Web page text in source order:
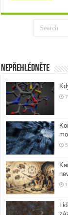
Nepřehlédněte